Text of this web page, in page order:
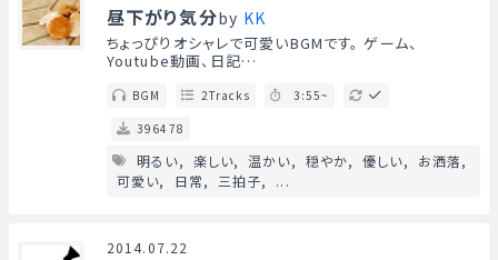
昼下がり気分by KK
ちょっぴりオシャレで可愛いBGMです。 ゲーム、
Youtube動画、日記…
BGM 2Tracks
3:55~
396478
明るい 楽しい 温かい 穏やか 優しい
お洒落
可愛い
日常 三拍子 ...
2014.07.22